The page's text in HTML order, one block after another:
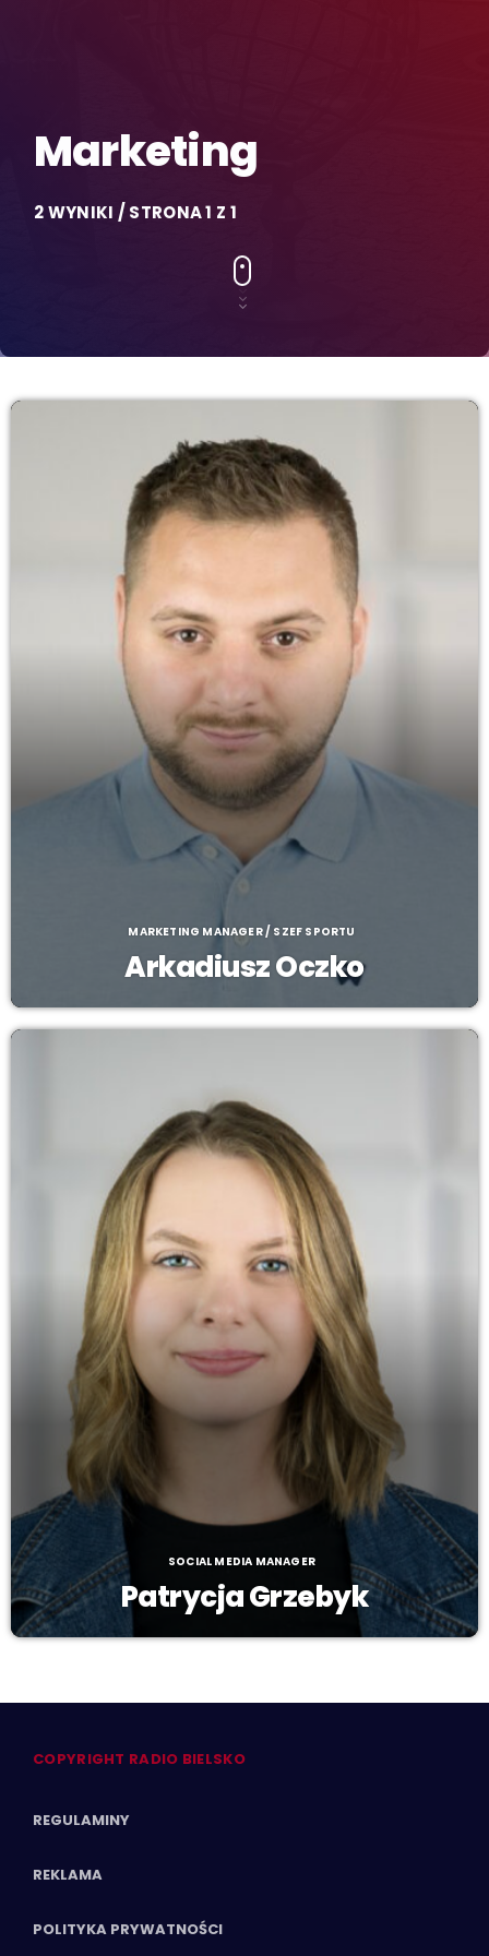
Marketing
2 WYNIKI / STRONA 1 Z 1
MARKETING MANAGER / SZEF SPORTU
Arkadiusz Oczko
SOCIAL MEDIA MANAGER
Patrycja Grzebyk
COPYRIGHT RADIO BIELSKO
REGULAMINY
REKLAMA
POLITYKA PRYWATNOŚCI